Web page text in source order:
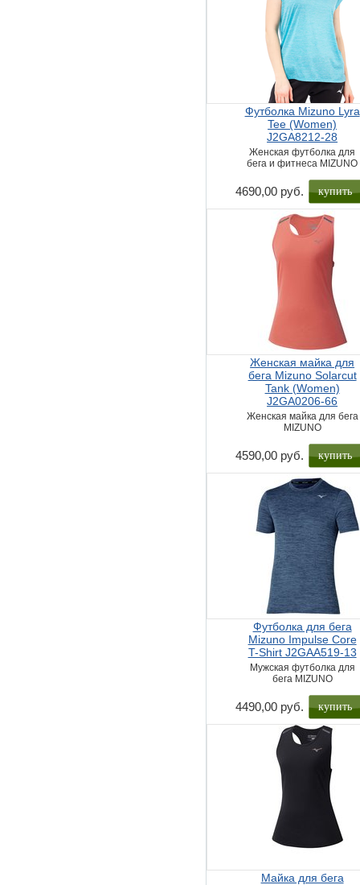
Футболка Mizuno Lyra
Tee (Women)
J2GA8212-28
Женская футболка для
бега и фитнеса MIZUNO
4690,00 руб. купить
Женская майка для
бега Mizuno Solarcut
Tank (Women)
J2GA0206-66
Женская майка для бега
MIZUNO
4590,00 руб. купить
Футболка для бега
Mizuno Impulse Core
T-Shirt J2GAA519-13
Мужская футболка для
бега MIZUNO
4490,00 руб. купить
Майка для бега